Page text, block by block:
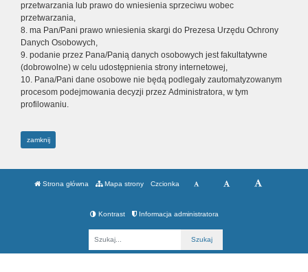
przetwarzania lub prawo do wniesienia sprzeciwu wobec
przetwarzania,
8. ma Pan/Pani prawo wniesienia skargi do Prezesa Urzędu Ochrony
Danych Osobowych,
9. podanie przez Pana/Panią danych osobowych jest fakultatywne
(dobrowolne) w celu udostępnienia strony internetowej,
10. Pana/Pani dane osobowe nie będą podlegały zautomatyzowanym
procesom podejmowania decyzji przez Administratora, w tym
profilowaniu.
zamknij
Strona główna Mapa strony Czcionka
Kontrast Informacja administratora